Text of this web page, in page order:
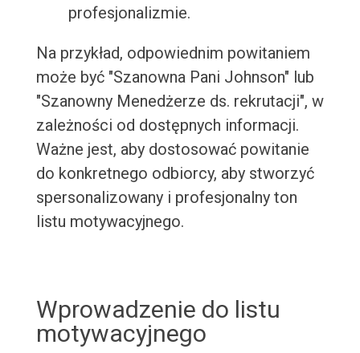
profesjonalizmie.
Na przykład, odpowiednim powitaniem
może być "Szanowna Pani Johnson" lub
"Szanowny Menedżerze ds. rekrutacji", w
zależności od dostępnych informacji.
Ważne jest, aby dostosować powitanie
do konkretnego odbiorcy, aby stworzyć
spersonalizowany i profesjonalny ton
listu motywacyjnego.
Wprowadzenie do listu
motywacyjnego